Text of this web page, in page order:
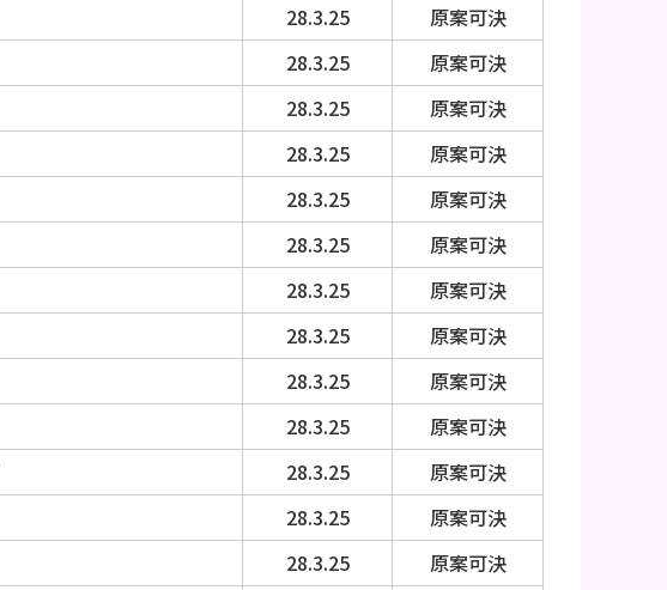
28.3.25
原案可決
28.3.25
原案可決
28.3.25
原案可決
28.3.25
原案可決
28.3.25
原案可決
28.3.25
原案可決
28.3.25
原案可決
28.3.25
原案可決
28.3.25
原案可決
28.3.25
原案可決
28.3.25
原案可決
28.3.25
原案可決
28.3.25
原案可決